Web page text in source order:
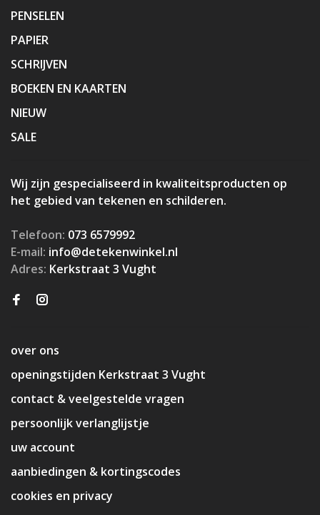
PENSELEN
PAPIER
SCHRIJVEN
BOEKEN EN KAARTEN
NIEUW
SALE
Wij zijn gespecialiseerd in kwaliteitsproducten op
het gebied van tekenen en schilderen.
Telefoon: 073 6579992
E-mail: info@detekenwinkel.nl
Adres: Kerkstraat 3 Vught
over ons
openingstijden Kerkstraat 3 Vught
contact & veelgestelde vragen
persoonlijk verlanglijstje
uw account
aanbiedingen & kortingscodes
cookies en privacy